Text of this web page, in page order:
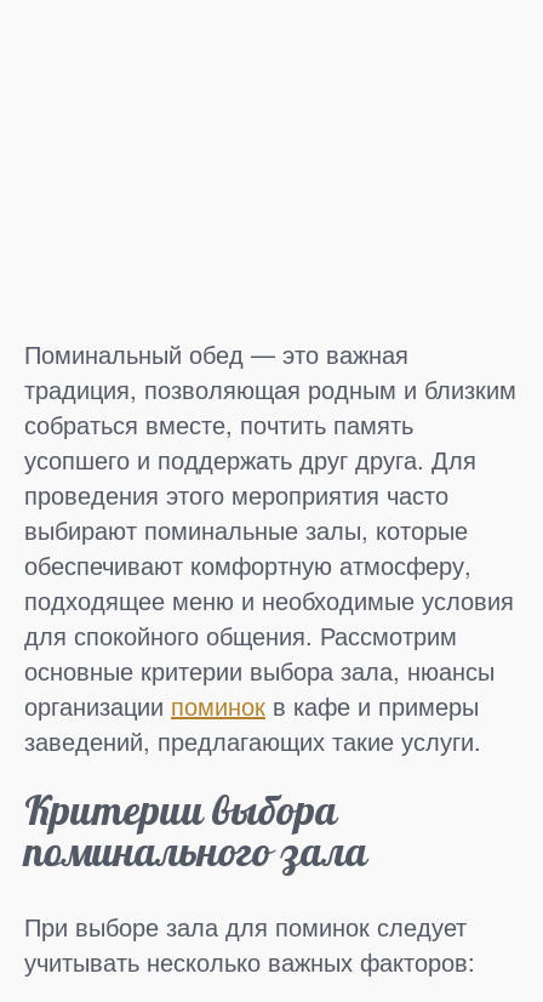
Поминальный обед — это важная
традиция, позволяющая родным и близким
собраться вместе, почтить память
усопшего и поддержать друг друга. Для
проведения этого мероприятия часто
выбирают поминальные залы, которые
обеспечивают комфортную атмосферу,
подходящее меню и необходимые условия
для спокойного общения. Рассмотрим
основные критерии выбора зала, нюансы
организации поминок в кафе и примеры
заведений, предлагающих такие услуги.
Критерии выбора
поминального зала
При выборе зала для поминок следует
учитывать несколько важных факторов: